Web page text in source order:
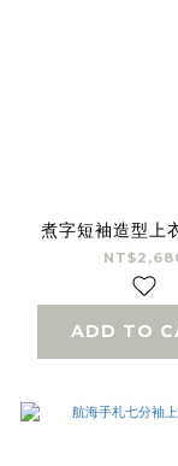
煮字短袖造型上
ADD TO